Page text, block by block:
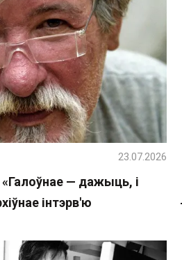
— дажыць, і
інтэрв'ю
23.07.2026